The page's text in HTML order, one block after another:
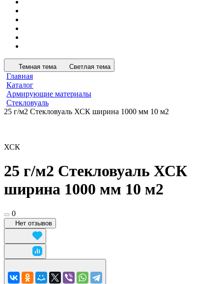
Темная тема Светлая тема
Главная
Каталог
Армирующие материалы
Стекловуаль
25 г/м2 Стекловуаль ХСК ширина 1000 мм 10 м2
ХСК
25 г/м2 Стекловуаль ХСК
ширина 1000 мм 10 м2
0
Нет отзывов